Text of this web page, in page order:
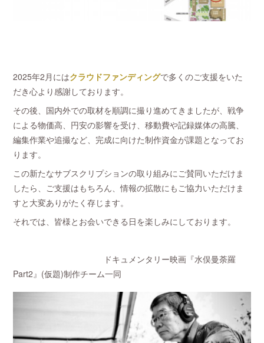
2025年2月にはクラウドファンディングで多くのご支援をいた
だき心より感謝しております。
その後、国内外での取材を順調に撮り進めてきましたが、戦争
による物価高、円安の影響を受け、移動費や記録媒体の高騰、
編集作業や追撮など、完成に向けた制作資金が課題となってお
ります。
この新たなサブスクリプションの取り組みにご賛同いただけま
したら、ご支援はもちろん、情報の拡散にもご協力いただけま
すと大変ありがたく存じます。
それでは、皆様とお会いできる日を楽しみにしております。
ドキュメンタリー映画『水俣曼荼羅
Part2』(仮題)制作チーム一同